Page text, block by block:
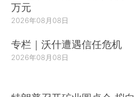
万元
2026年08月08日
专栏｜沃什遭遇信任危机
2026年08月08日